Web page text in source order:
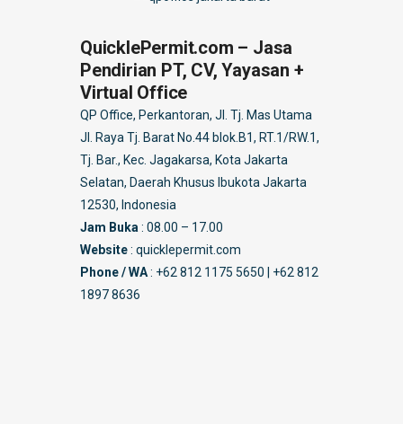
QuicklePermit.com – Jasa
Pendirian PT, CV, Yayasan +
Virtual Office
QP Office, Perkantoran, Jl. Tj. Mas Utama
Jl. Raya Tj. Barat No.44 blok.B1, RT.1/RW.1,
Tj. Bar., Kec. Jagakarsa, Kota Jakarta
Selatan, Daerah Khusus Ibukota Jakarta
12530, Indonesia
Jam Buka : 08.00 – 17.00
Website: quicklepermit.com
Phone / WA: +62 812 1175 5650 | +62 812
1897 8636